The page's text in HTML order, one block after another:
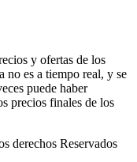
y ofertas de los
no es a tiempo real, y se
puede haber
precios finales de los
derechos Reservados